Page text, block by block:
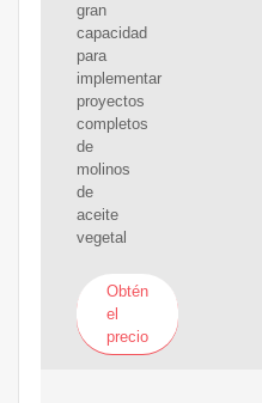
gran
capacidad
para
implementar
proyectos
completos
de
molinos
de
aceite
vegetal
Obtén
el
precio